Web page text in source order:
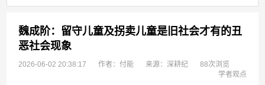
魏成阶：留守儿童及拐卖儿童是旧社会才有的丑
恶社会现象
2026-06-02 20:38:17 作者：付能 来源：深耕纪
88次浏览
学者观点